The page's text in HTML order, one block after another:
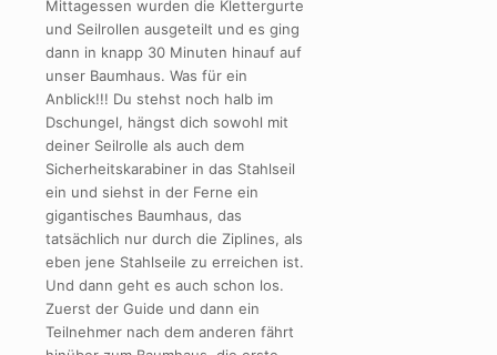
Mittagessen wurden die Klettergurte
und Seilrollen ausgeteilt und es ging
dann in knapp 30 Minuten hinauf auf
unser Baumhaus. Was für ein
Anblick!!! Du stehst noch halb im
Dschungel, hängst dich sowohl mit
deiner Seilrolle als auch dem
Sicherheitskarabiner in das Stahlseil
ein und siehst in der Ferne ein
gigantisches Baumhaus, das
tatsächlich nur durch die Ziplines, als
eben jene Stahlseile zu erreichen ist.
Und dann geht es auch schon los.
Zuerst der Guide und dann ein
Teilnehmer nach dem anderen fährt